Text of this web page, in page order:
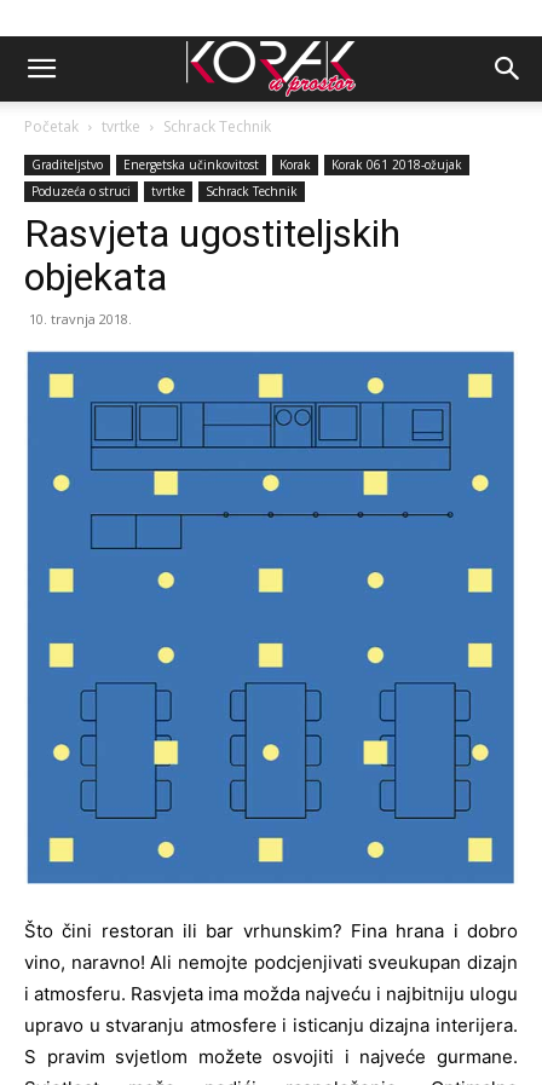
Početak tvrtke Schrack Technik
Graditeljstvo Energetska učinkovitost Korak
Korak 061 2018-ožujak
Poduzeća o struci
tvrtke Schrack Technik
Rasvjeta ugostiteljskih
objekata
10. travnja 2018.
­Što čini restoran ili bar vrhunskim? Fina hrana i dobro
vino, naravno! Ali nemojte podcjenjivati sveukupan dizajn
i atmosferu. Rasvjeta ima možda najveću i najbitniju ulogu
upravo u stvaranju atmosfere i isticanju dizajna interijera.
S pravim svjetlom možete osvojiti i najveće gurmane.